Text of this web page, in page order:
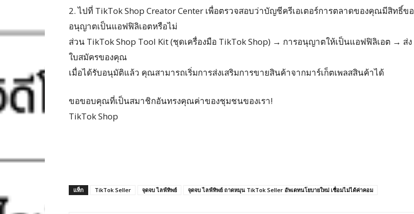
2. ไปที่ TikTok Shop Creator Center เพื่อตรวจสอบว่าบัญชีครีเอเตอร์การตลาดของคุณมีสิทธิ์ขอ
อนุญาตเป็นแอฟฟิลิเอตหรือไม่
ส่วน TikTok Shop Tool Kit (ชุดเครื่องมือ TikTok Shop) → การอนุญาตให้เป็นแอฟฟิลิเอต → ส่ง
ใบสมัครของคุณ
เมื่อได้รับอนุมัติแล้ว คุณสามารถเริ่มการส่งเสริมการขายสินค้าจากมาร์เก็ตเพลสสินค้าได้
ขอขอบคุณที่เป็นสมาชิกอันทรงคุณค่าของชุมชนของเรา!
TikTok Shop
แท็ก TikTok Seller จุดจบ ไลฟ์ทิพย์ จุดจบ ไลฟ์ทิพย์ ถาดหมุน TikTok Seller อัพเดทนโยบายใหม่ เชื่อมไม่ได้ค่าคอม